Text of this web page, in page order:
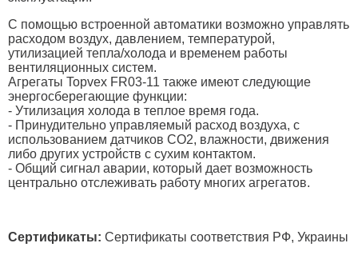
С помощью встроенной автоматики возможно управлять
расходом воздух, давлением, температурой,
утилизацией тепла/холода и временем работы
вентиляционных систем.
Агрегаты Topvex FR03-11 также имеют следующие
энергосберегающие функции:
- Утилизация холода в теплое время года.
- Принудительно управляемый расход воздуха, с
использованием датчиков CO2, влажности, движения
либо других устройств с сухим контактом.
- Общий сигнал аварии, который дает возможность
центрально отслеживать работу многих агрегатов.
Сертификаты: Сертификаты соответствия РФ, Украины